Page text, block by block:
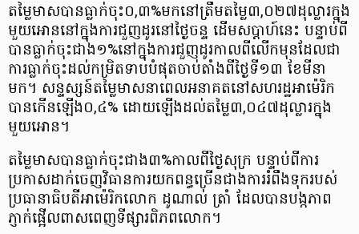
តម្លៃមាសបានធ្លាក់ចុះ០,៣%មកនៅត្រឹមតម្លៃ៣,០២៧ដុល្លារក្នុង
មួយអោននៅក្នុងការជួញដូរនៅថ្ងៃចន្ទ ដើមសប្តាហ៍នេះ បន្ទាប់ពី
បានធ្លាក់ចុះជាង១%នៅក្នុងការជួញដូរកាលពីលើកមុនដែលជា
ការធ្លាក់ចុះដល់កម្រិតទាបបំផុតចាប់តាំងពីថ្ងៃទី១៣ ខែមីនា
មក។ សន្ទស្សន៍តម្លៃមាសនាពេលអនាគតនៅសហរដ្ឋអាម៉េរិក
បានកើនឡើង០,៤% ដោយឡើងដល់តម្លៃ៣,០៤៧ដុល្លារក្នុង
មួយអោន។
តម្លៃមាសបានធ្លាក់ចុះជាង៣%កាលពីថ្ងៃសុក្រ បន្ទាប់ពីការ
ប្រកាសដាក់ចេញវិធានការយកពន្ធច្រើនជាងការរំពឹងទុករបស់
ប្រធានាធិបតីអាម៉េរិកលោក ដូណាល់ ត្រាំ ដែលបានបង្កភាព
ភ្ញាក់ផ្អើលពាសពេញទីផ្សារពិភពលោក។